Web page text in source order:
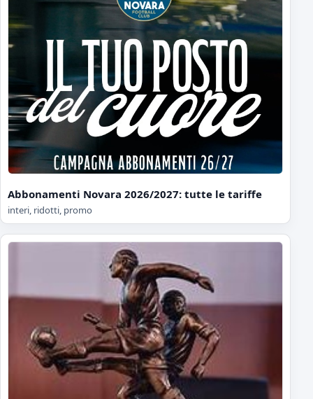
Abbonamenti Novara 2026/2027: tutte le tariffe
interi, ridotti, promo